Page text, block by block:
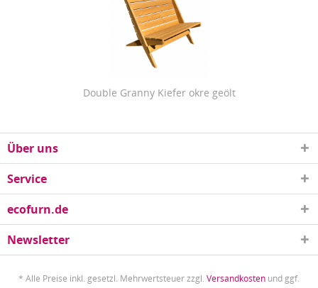
Double Granny Kiefer okre geölt
Über uns
Service
ecofurn.de
Newsletter
* Alle Preise inkl. gesetzl. Mehrwertsteuer zzgl. Versandkosten und ggf.